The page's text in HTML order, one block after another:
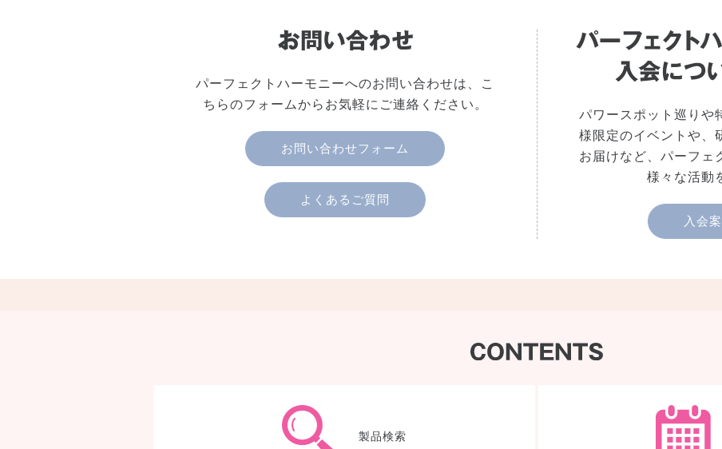
パーフェクトハーモニーへのお問い合わせは、こ
ちらのフォームからお気軽にご連絡ください。
お問い合わせフォーム
よくあるご質問
パワースポット巡りや
様限定のイベントや、
お届けなど、パーフェ
様々な活動
入会
製品検索